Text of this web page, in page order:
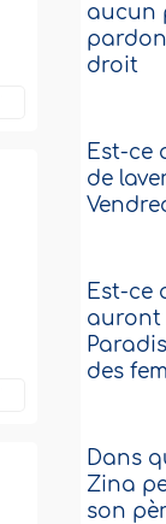
aucun
droit
Est-ce
de
Est-ce
auront
des
Dans
Zina
son